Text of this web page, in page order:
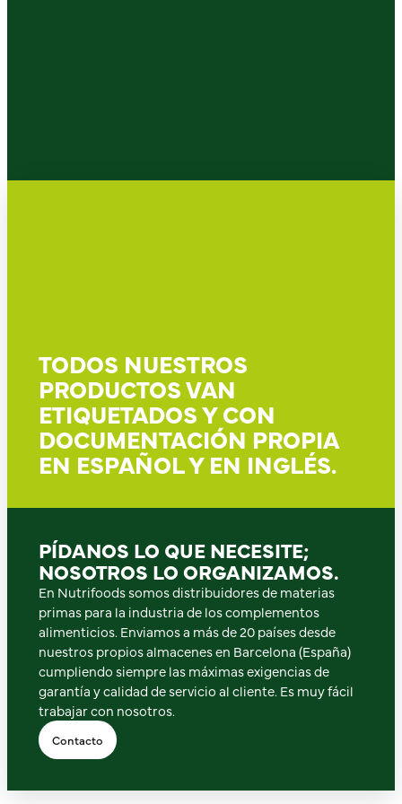
TODOS NUESTROS
PRODUCTOS VAN
ETIQUETADOS Y CON
DOCUMENTACIÓN PROPIA
EN ESPAÑOL Y EN INGLÉS.
PÍDANOS LO QUE NECESITE;
NOSOTROS LO ORGANIZAMOS.
En Nutrifoods somos distribuidores de materias
primas para la industria de los complementos
alimenticios. Enviamos a más de 20 países desde
nuestros propios almacenes en Barcelona (España)
cumpliendo siempre las máximas exigencias de
garantía y calidad de servicio al cliente. Es muy fácil
trabajar con nosotros.
Contacto